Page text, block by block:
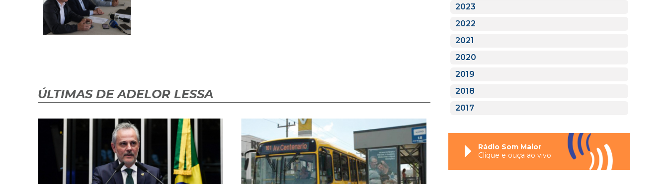
ÚLTIMAS DE ADELOR LESSA
2023
2022
2021
2020
2019
2018
2017
Rádio Som Maior
Clique e ouça ao vivo